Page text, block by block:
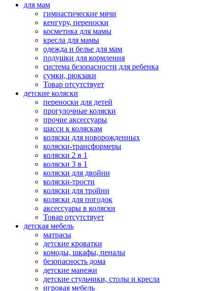
для мам
гимнастические мячи
кенгуру, переноски
косметика для мамы
кресла для мамы
одежда и белье для мам
подушки для кормления
система безопасности для ребенка
сумки, рюкзаки
Товар отсутствует
детские коляски
переноски для детей
прогулочные коляски
прочие аксессуары
шасси к коляскам
коляски для новорожденных
коляски-трансформеры
коляски 2 в 1
коляски 3 в 1
коляски для двойни
коляски-трости
коляски для тройни
коляски для погодок
аксессуары в коляски
Товар отсутствует
детская мебель
матрасы
детские кроватки
комоды, шкафы, пеналы
безопасность дома
детские манежи
детские стульчики, столы и кресла
игровая мебель